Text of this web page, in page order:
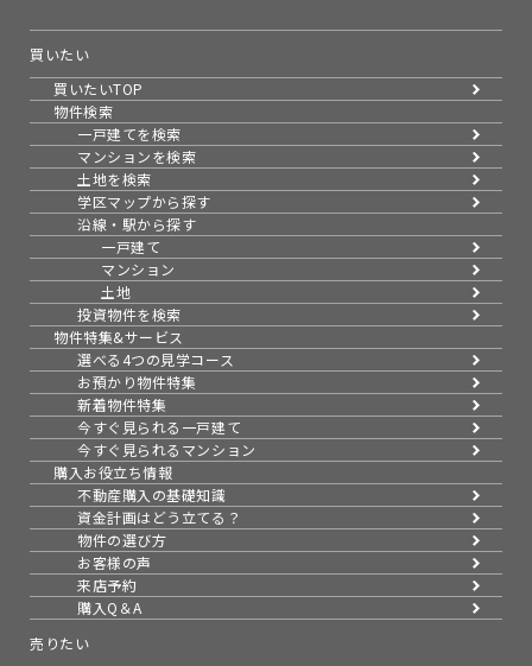
買いたい
買いたいTOP
物件検索
一戸建てを検索
マンションを検索
土地を検索
学区マップから探す
沿線・駅から探す
一戸建て
マンション
土地
投資物件を検索
物件特集&サービス
選べる4つの見学コース
お預かり物件特集
新着物件特集
今すぐ見られる一戸建て
今すぐ見られるマンション
購入お役立ち情報
不動産購入の基礎知識
資金計画はどう立てる？
物件の選び方
お客様の声
来店予約
購入Q＆A
売りたい